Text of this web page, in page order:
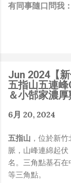
有同事隨口問我
人，那我還在這
們還在研究那個
什麼黑科技 』，
來的話，而我也
SW嘴砲經理（
同樣身為RD，
秀搶風頭、噁心
去幫自己抬轎、
言，還有職場霸
Jun 2024【
五指山五連峰
＆小郜家濃
6月 20, 2024
五指山 ，位於新
脈，山峰連綿起
名。三角點基石在
等三角點。